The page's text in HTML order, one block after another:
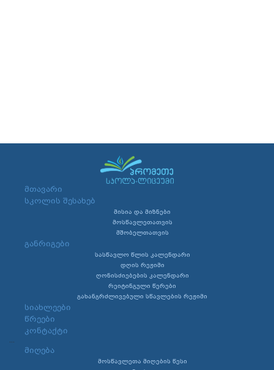
მთავარი
სკოლის შესახებ
მისია და მიზნები
მოსწავლეთათვის
მშობელთათვის
განრიგები
სასწავლო წლის კალენდარი
დღის რეჟიმი
ღონისძიებების კალენდარი
რეიტინგული წერები
გახანგრძლივებული სწავლების რეჟიმი
სიახლეები
წრეები
კონტაქტი
...
მიღება
მოსწავლეთა მიღების წესი